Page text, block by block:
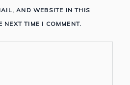
AND WEBSITE IN THIS
NEXT TIME I COMMENT.